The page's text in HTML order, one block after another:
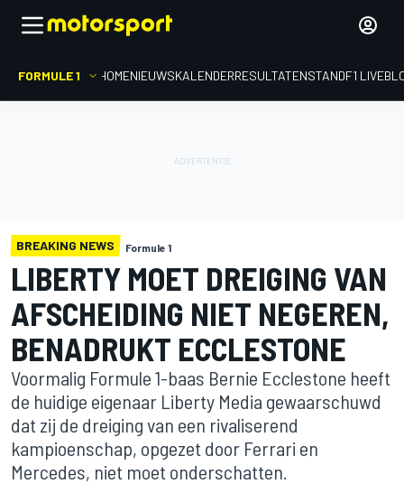
FORMULE 1 HOMENIEUWSKALENDERRESULTATENSTANDF1
BREAKING NEWS Formule 1
LIBERTY MOET DREIGING VAN
AFSCHEIDING NIET NEGEREN,
BENADRUKT ECCLESTONE
Voormalig Formule 1-baas Bernie Ecclestone heeft
de huidige eigenaar Liberty Media gewaarschuwd
dat zij de dreiging van een rivaliserend
kampioenschap, opgezet door Ferrari en
Mercedes, niet moet onderschatten.